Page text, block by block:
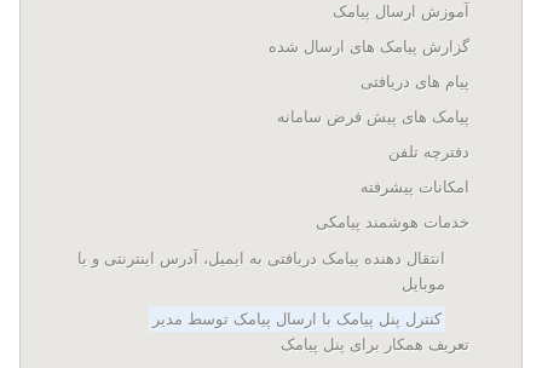
آموزش ارسال پیامک
گزارش پیامک های ارسال شده
پیام های دریافتی
پیامک های پیش فرض سامانه
دفترچه تلفن
امکانات پیشرفته
خدمات هوشمند پیامکی
انتقال دهنده پیامک دریافتی به ایمیل، آدرس اینترنتی و یا
موبایل
کنترل پنل پیامک با ارسال پیامک توسط مدیر
تعریف همکار برای پنل پیامک